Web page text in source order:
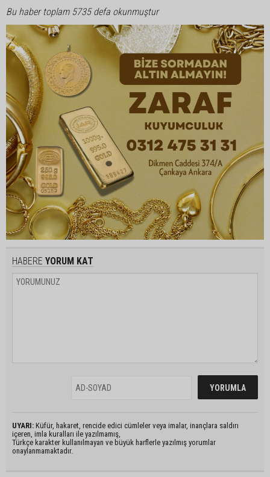
Bu haber toplam 5735 defa okunmuştur
HABERE YORUM KAT
UYARI: Küfür, hakaret, rencide edici cümleler veya imalar, inançlara saldırı
içeren, imla kuralları ile yazılmamış,
Türkçe karakter kullanılmayan ve büyük harflerle yazılmış yorumlar
onaylanmamaktadır.